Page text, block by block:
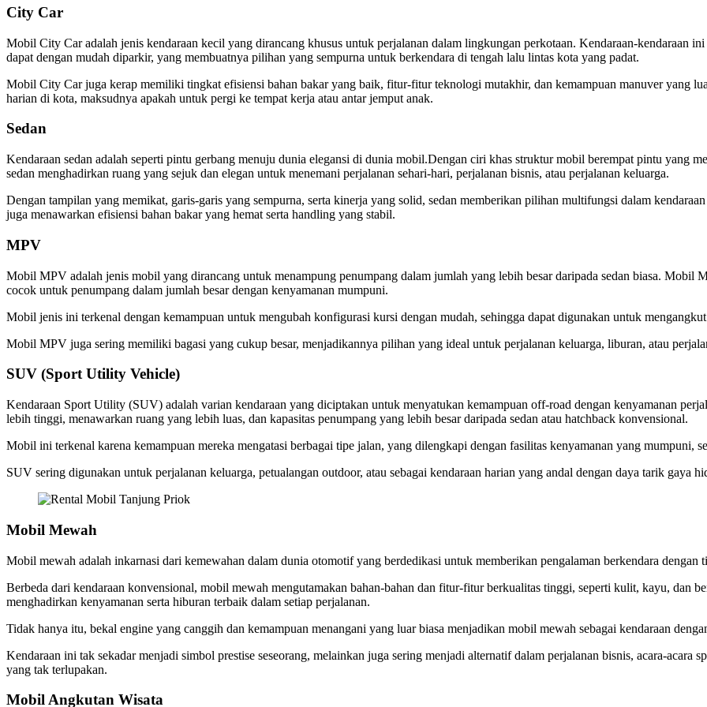
City Car
Mobil City Car adalah jenis kendaraan kecil yang dirancang khusus untuk perjalanan dalam lingkungan perkotaan. Kendaraan-kendaraan
dapat dengan mudah diparkir, yang membuatnya pilihan yang sempurna untuk berkendara di tengah lalu lintas kota yang padat.
Mobil City Car juga kerap memiliki tingkat efisiensi bahan bakar yang baik, fitur-fitur teknologi mutakhir, dan kemampuan manuver yang
harian di kota, maksudnya apakah untuk pergi ke tempat kerja atau antar jemput anak.
Sedan
Kendaraan sedan adalah seperti pintu gerbang menuju dunia elegansi di dunia mobil.Dengan ciri khas struktur mobil berempat pintu yang
sedan menghadirkan ruang yang sejuk dan elegan untuk menemani perjalanan sehari-hari, perjalanan bisnis, atau perjalanan keluarga.
Dengan tampilan yang memikat, garis-garis yang sempurna, serta kinerja yang solid, sedan memberikan pilihan multifungsi dalam
juga menawarkan efisiensi bahan bakar yang hemat serta handling yang stabil.
MPV
Mobil MPV adalah jenis mobil yang dirancang untuk menampung penumpang dalam jumlah yang lebih besar daripada sedan biasa. Mobil
cocok untuk penumpang dalam jumlah besar dengan kenyamanan mumpuni.
Mobil jenis ini terkenal dengan kemampuan untuk mengubah konfigurasi kursi dengan mudah, sehingga dapat digunakan untuk
Mobil MPV juga sering memiliki bagasi yang cukup besar, menjadikannya pilihan yang ideal untuk perjalanan keluarga, liburan, atau
SUV (Sport Utility Vehicle)
Kendaraan Sport Utility (SUV) adalah varian kendaraan yang diciptakan untuk menyatukan kemampuan off-road dengan kenyamanan
lebih tinggi, menawarkan ruang yang lebih luas, dan kapasitas penumpang yang lebih besar daripada sedan atau hatchback konvensional.
Mobil ini terkenal karena kemampuan mereka mengatasi berbagai tipe jalan, yang dilengkapi dengan fasilitas kenyamanan yang mumpuni,
SUV sering digunakan untuk perjalanan keluarga, petualangan outdoor, atau sebagai kendaraan harian yang andal dengan daya tarik gaya
Mobil Mewah
Mobil mewah adalah inkarnasi dari kemewahan dalam dunia otomotif yang berdedikasi untuk memberikan pengalaman berkendara
Berbeda dari kendaraan konvensional, mobil mewah mengutamakan bahan-bahan dan fitur-fitur berkualitas tinggi, seperti kulit, kayu, dan
menghadirkan kenyamanan serta hiburan terbaik dalam setiap perjalanan.
Tidak hanya itu, bekal engine yang canggih dan kemampuan menangani yang luar biasa menjadikan mobil mewah sebagai kendaraan
Kendaraan ini tak sekadar menjadi simbol prestise seseorang, melainkan juga sering menjadi alternatif dalam perjalanan bisnis, acara-acara
yang tak terlupakan.
Mobil Angkutan Wisata